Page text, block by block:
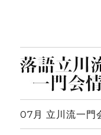
07月 立川流一門